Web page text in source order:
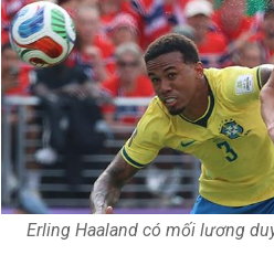
Erling Haaland có mối lương